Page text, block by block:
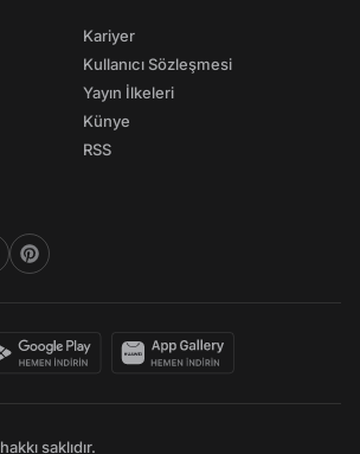
Kariyer
Kullanıcı Sözleşmesi
Yayın İlkeleri
Künye
RSS
saklıdır.